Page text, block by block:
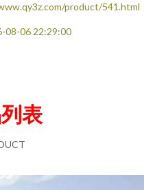
product/541.html
08-06 22:29:00
表